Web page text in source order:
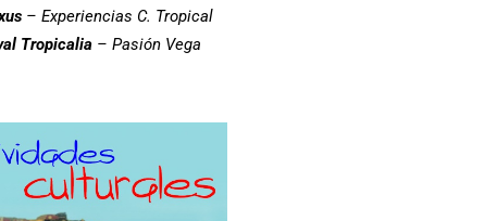
– Experiencias C. Tropical
Tropicalia– Pasión Vega